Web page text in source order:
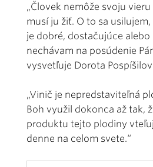
„Človek nemôže svoju
musí ju žiť. O to sa
je dobré, dostačujúce
nechávam na posúdenie
vysvetľuje Dorota
„Vinič je nepredstaviteľná
Boh využil dokonca až tak,
produktu tejto plodiny
denne na celom svete.“